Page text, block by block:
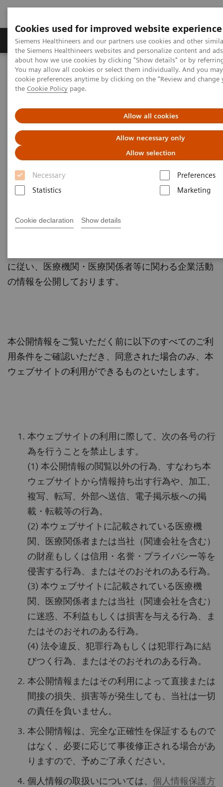
Cookies used for improved website experience
Siemens Healthineers and our partners use cookies and other
the Siemens Healthineers websites and personalize content and
about how we use cookies by clicking "Show details" or by
You may allow all cookies or select them individually. And you
cookie preferences anytime by clicking on the "Review and
the Cookie Policy page.
Allow all cookies
Allow necessary only
Allow selection
Necessary
Preferences
Statistics
Marketing
Cookie declaration Show details
製品＆サービス サポート情報 Insights
ホーム
会社概要
透明性ガイドラインにともなう情報開示について
透明性ガイドラインにともな
う情報開示について
シーメンスヘルスケア株式会社
当社は、より高い倫理性を担保した企業活動を推進
器産業連合会の「医療機器業界における医療機関等
に従い、医療機関・医療関係者等に関わる企業活動
の情報を公開しております。
本公開情報をご覧いただく前に以下のすべてのご利
用条件をご確認いただき、同意された場合のみ、本
ウェブサイトの利用ができるものといたします。
本ウェブサイトの利用に際して、次の各号の行
為を行うことを禁止します。
(1) 本公開情報の閲覧以外の行為、すなわち本
ウェブサイトから情報持ち出す行為や、加工、
複写、転写、外部へ送信、電子掲示板への掲
載・転載等の行為。
(2) 本ウェブサイトに記載されている医療機
関、医療関係者または当社（関連会社を含む）
の財産もしくは信用・名誉・プライバシー等を
侵害する行為、またはそのおそれのある行為。
(3) 本ウェブサイトに記載されている医療機
関、医療関係者または当社（関連会社を含む）
に迷惑、不利益もしくは損害を与える行為、ま
たはそのおそれのある行為。
(4) 法令違反、犯罪行為もしくは犯罪行為に結
びつく行為、またはそのおそれのある行為。
本公開情報またはその利用によって直接または
間接の損失、損害等が発生しても、当社は一切
の責任を負いません。
本公開情報は、完全な正確性を保証するもので
はなく、必要に応じて事後修正される場合があ
りますので、予めご了承ください。
個人情報の取扱いについては、 個人情報保護方